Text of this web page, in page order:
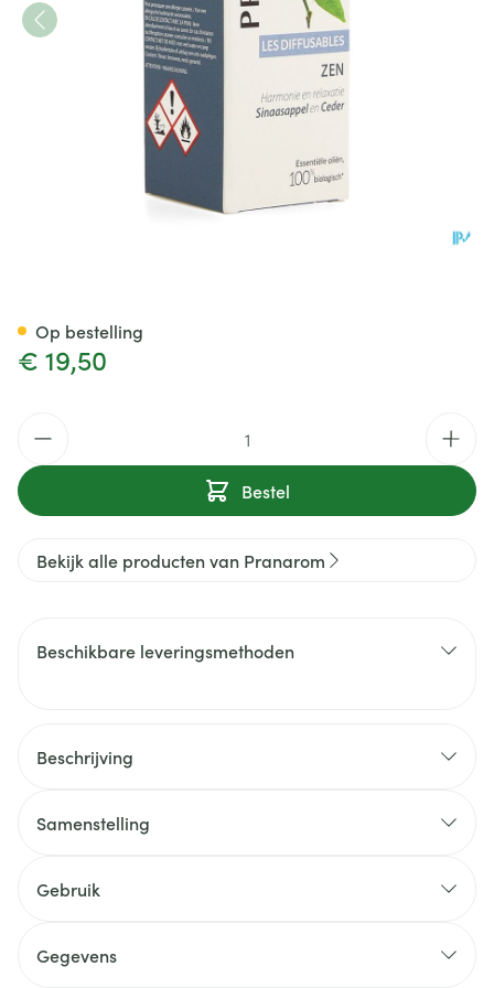
€ 19,50
Bestel
Op bestelling
Bekijk alle producten van Pranarom
Beschikbare leveringsmethoden
Beschrijving
Samenstelling
Gebruik
Gegevens